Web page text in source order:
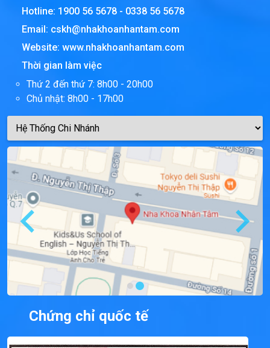
Hotline: 1900 56 5678 - 0338 56 5678
Email: cskh@nhakhoanhantam.com
Website: www.nhakhoanhantam.com
Thời gian làm việc
Thứ 2 đến thứ 7: 8h00 - 20h00
Chủ nhật: 8h00 - 17h00
Chứng chỉ quốc tế